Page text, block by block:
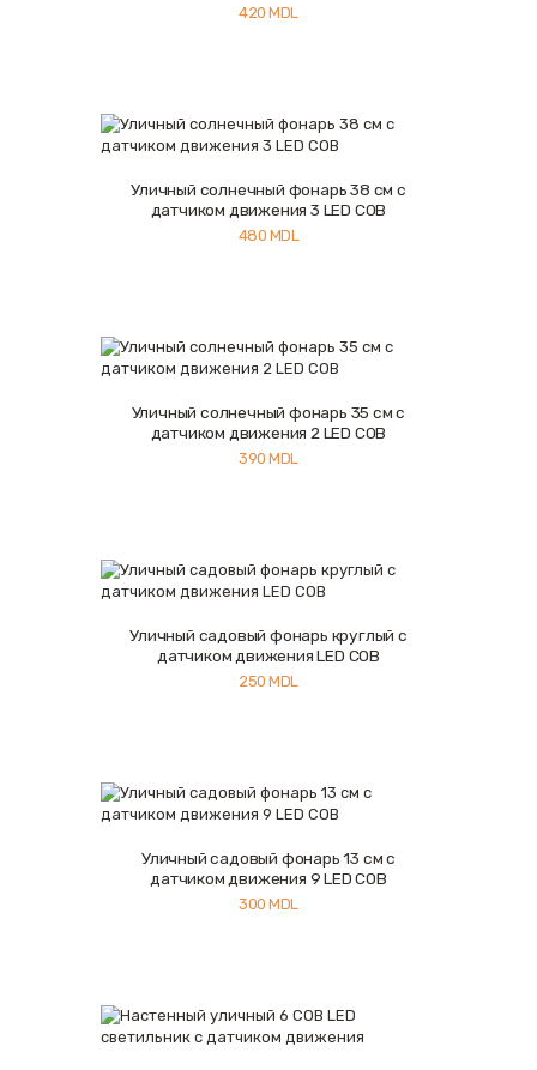
420MDL
Купить Подробнее
Уличный солнечный фонарь 38 см с
датчиком движения 3 LED COB
480 MDL
Купить Подробнее
Уличный солнечный фонарь 35 см с
датчиком движения 2 LED COB
390MDL
Купить Подробнее
Уличный садовый фонарь круглый с
датчиком движения LED COB
250MDL
Купить Подробнее
Уличный садовый фонарь 13 см с
датчиком движения 9 LED COB
300MDL